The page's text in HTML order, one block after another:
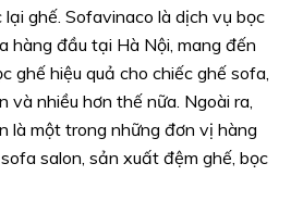
ghế. Sofavinaco là dịch vụ bọc
hàng đầu tại Hà Nội, mang đến
ghế hiệu quả cho chiếc ghế sofa,
và nhiều hơn thế nữa. Ngoài ra,
là một trong những đơn vị hàng
salon, sản xuất đệm ghế, bọc